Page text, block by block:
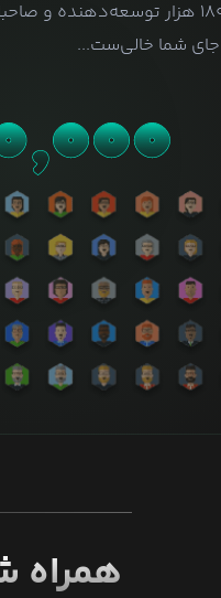
بیش از ۱۸۰ هزار توسعه‌دهنده
شما خالی‌ست...
همراه